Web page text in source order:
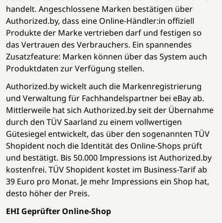
handelt. Angeschlossene Marken bestätigen über
Authorized.by, dass eine Online-Händler:in offiziell
Produkte der Marke vertrieben darf und festigen so
das Vertrauen des Verbrauchers. Ein spannendes
Zusatzfeature: Marken können über das System auch
Produktdaten zur Verfügung stellen.
Authorized.by wickelt auch die Markenregistrierung
und Verwaltung für Fachhandelspartner bei eBay ab.
Mittlerweile hat sich Authorized.by seit der Übernahme
durch den TÜV Saarland zu einem vollwertigen
Gütesiegel entwickelt, das über den sogenannten TÜV
Shopident noch die Identität des Online-Shops prüft
und bestätigt. Bis 50.000 Impressions ist Authorized.by
kostenfrei. TÜV Shopident kostet im Business-Tarif ab
39 Euro pro Monat. Je mehr Impressions ein Shop hat,
desto höher der Preis.
EHI Geprüfter Online-Shop